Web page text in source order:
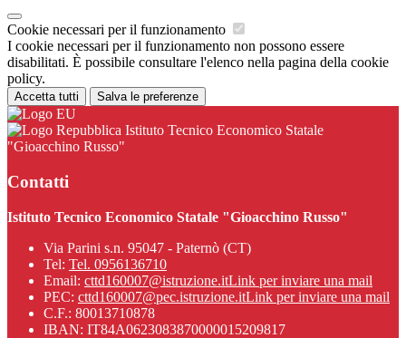
Cookie necessari per il funzionamento
I cookie necessari per il funzionamento non possono essere
disabilitati. È possibile consultare l'elenco nella pagina della cookie
policy.
Accetta tutti Salva le preferenze
Istituto Tecnico Economico Statale
"Gioacchino Russo"
Contatti
Istituto Tecnico Economico Statale "Gioacchino Russo"
Via Parini s.n. 95047 - Paternò (CT)
Tel: Tel. 0956136710
Email: cttd160007@istruzione.itLink per inviare una mail
PEC: cttd160007@pec.istruzione.itLink per inviare una mail
C.F.: 80013710878
IBAN: IT84A0623083870000015209817